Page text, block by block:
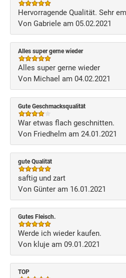
Hervorragende Qualität. Sehr
Von Gabriele am 05.02.2021
Alles super gerne wieder
Alles super gerne wieder
Von Michael am 04.02.2021
Gute Geschmacksqualität
War etwas flach geschnitten.
Von Friedhelm am 24.01.2021
gute Qualität
saftig und zart
Von Günter am 16.01.2021
Gutes Fleisch.
Werde ich wieder kaufen.
Von kluje am 09.01.2021
TOP